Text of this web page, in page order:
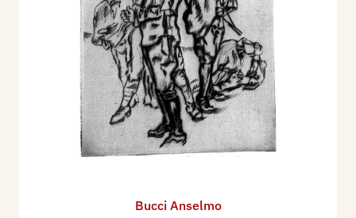
Bucci Anselmo